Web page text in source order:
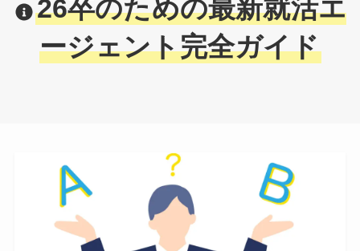
26卒のための最新就活エ
ージェント完全ガイド